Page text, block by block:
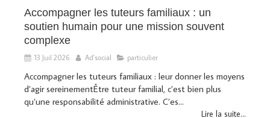
Accompagner les tuteurs familiaux : un
soutien humain pour une mission souvent
complexe
13 Juil 2026 Ad'social particulier
Accompagner les tuteurs familiaux : leur donner les moyens
d’agir sereinementÊtre tuteur familial, c’est bien plus
qu’une responsabilité administrative. C’es...
Lire la suite...